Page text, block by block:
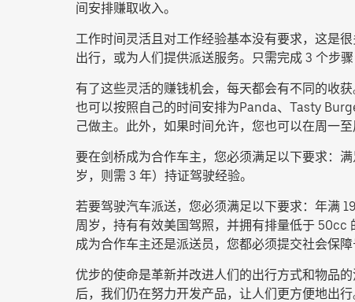
间安排赚取收入。
工作时间灵活且对工作经验基本没有要求，这是
出行，或为人们提供派送服务。只需完成 3 个步
有了这些灵活的赚钱机会，每天都会有不同的收
也可以按照自己的时间安排为Panda、Tasty
己做主。此外，如果时间允许，您也可以在周一至
要在剑桥成为合作车主，您必须满足以下要求：
岁，则需 3 年）持证驾驶经验。
若要驾驶汽车派送，您必须满足以下要求：年满
周岁，持有有效美国驾照，并拥有排量低于 50cc
成为合作车主还是派送员，您都必须提交社会保障
优步的使命是革新并改进人们的出行方式和物品
后，我们仍在努力开发产品，让人们更方便地出